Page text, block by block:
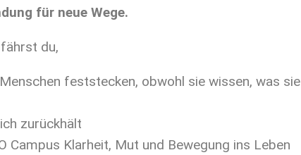
für neue Wege.
du,
feststecken, obwohl sie wissen, was sie
zurückhält
Campus Klarheit, Mut und Bewegung ins Leben